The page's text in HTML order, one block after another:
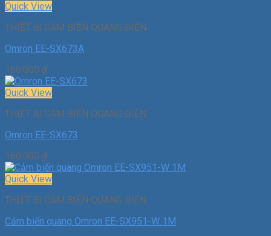
Quick View
THIẾT BỊ CẢM BIẾN QUANG ĐIỆN
Omron EE-SX673A
160.000 ₫
Quick View
THIẾT BỊ CẢM BIẾN QUANG ĐIỆN
Omron EE-SX673
160.000 ₫
Quick View
THIẾT BỊ CẢM BIẾN QUANG ĐIỆN
Cảm biến quang Omron EE-SX951-W 1M